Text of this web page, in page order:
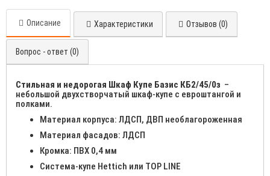
Описание Характеристики Отзывов (0)
Вопрос - ответ (0)
Стильная и недорогая Шкаф Купе Базис КБ2/45/0з –
небольшой двухстворчатый шкаф-купе с евроштангой и
полками.
Материал корпуса: ЛДСП, ДВП необлагороженная
Материал фасадов: ЛДСП
Кромка: ПВХ 0,4 мм
Система-купе Hettich или TOP LINE